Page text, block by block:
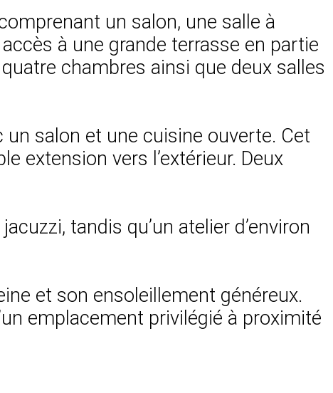
un salon, une salle à
à une grande terrasse en partie
chambres ainsi que deux salles
un salon et une cuisine ouverte. Cet
extension vers l’extérieur. Deux
tandis qu’un atelier d’environ
et son ensoleillement généreux.
emplacement privilégié à proximité